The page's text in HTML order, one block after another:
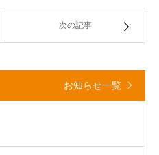
次の記事
お知らせ一覧